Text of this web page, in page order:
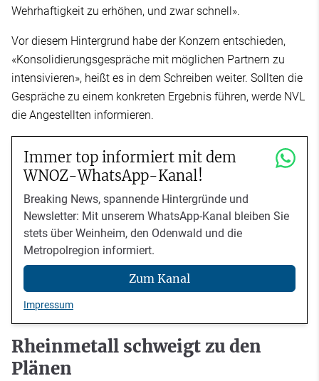
Wehrhaftigkeit zu erhöhen, und zwar schnell».
Vor diesem Hintergrund habe der Konzern entschieden,
«Konsolidierungsgespräche mit möglichen Partnern zu
intensivieren», heißt es in dem Schreiben weiter. Sollten die
Gespräche zu einem konkreten Ergebnis führen, werde NVL
die Angestellten informieren.
Immer top informiert mit dem
WNOZ-WhatsApp-Kanal!
Breaking News, spannende Hintergründe und
Newsletter: Mit unserem WhatsApp-Kanal bleiben Sie
stets über Weinheim, den Odenwald und die
Metropolregion informiert.
Zum Kanal
Impressum
Rheinmetall schweigt zu den
Plänen